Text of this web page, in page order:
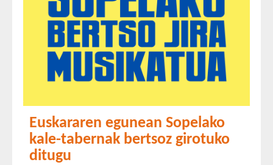
Euskararen egunean Sopelako
kale-tabernak bertsoz girotuko
ditugu